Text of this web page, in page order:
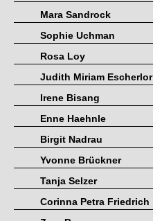
Mara Sandrock
Sophie Uchman
Rosa Loy
Judith Miriam Escherlor
Irene Bisang
Enne Haehnle
Birgit Nadrau
Yvonne Brückner
Tanja Selzer
Corinna Petra Friedrich